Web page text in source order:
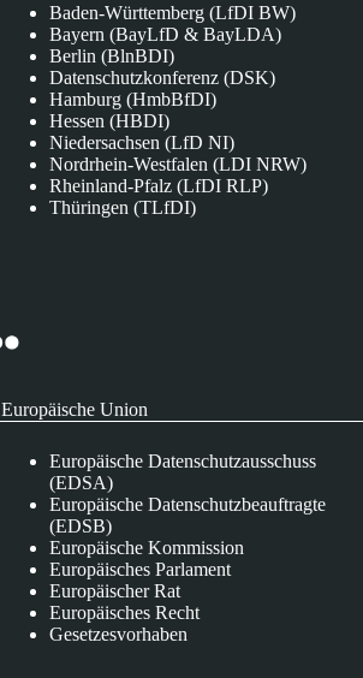
Baden-Württemberg (LfDI BW)
Bayern (BayLfD & BayLDA)
Berlin (BlnBDI)
Datenschutzkonferenz (DSK)
Hamburg (HmbBfDI)
Hessen (HBDI)
Niedersachsen (LfD NI)
Nordrhein-Westfalen (LDI NRW)
Rheinland-Pfalz (LfDI RLP)
Thüringen (TLfDI)
Europäische Union
Europäische Datenschutzausschuss
(EDSA)
Europäische Datenschutzbeauftragte
(EDSB)
Europäische Kommission
Europäisches Parlament
Europäischer Rat
Europäisches Recht
Gesetzesvorhaben